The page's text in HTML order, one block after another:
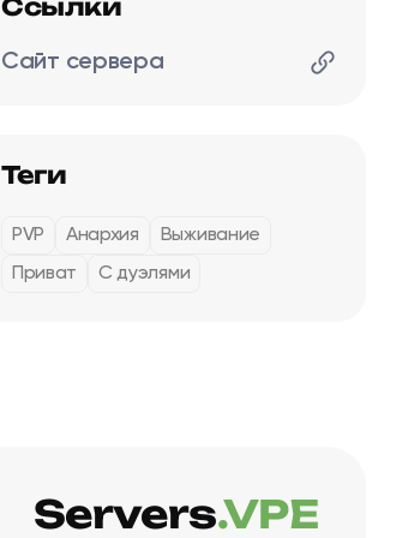
Ссылки
Сайт сервера
Теги
PVP Анархия
Выживание
Приват
С дуэлями
Servers.VPE